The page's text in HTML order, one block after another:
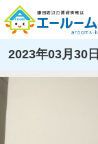
2023年03月30日